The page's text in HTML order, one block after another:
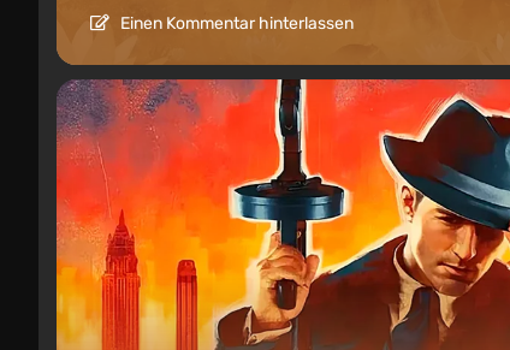
Einen Kommentar hinterlassen